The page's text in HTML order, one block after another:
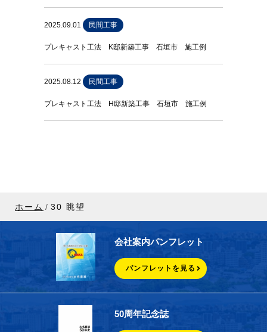
2025.09.01 民間工事
プレキャスト工法 K邸新築工事 石垣市 施工例
2025.08.12 民間工事
プレキャスト工法 H邸新築工事 石垣市 施工例
ホーム 30 眺望
会社案内パンフレット
パンフレットを見る
50周年記念誌